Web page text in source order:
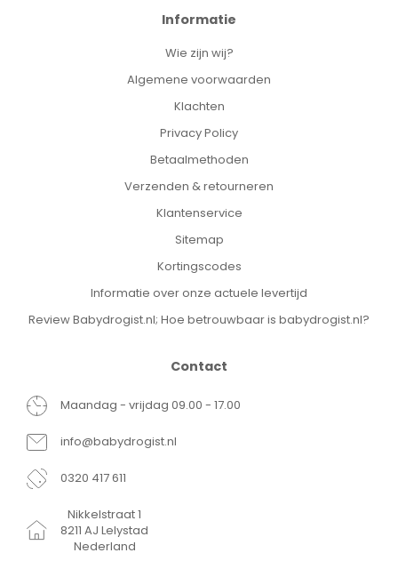
Informatie
Wie zijn wij?
Algemene voorwaarden
Klachten
Privacy Policy
Betaalmethoden
Verzenden & retourneren
Klantenservice
Sitemap
Kortingscodes
Informatie over onze actuele levertijd
Review Babydrogist.nl; Hoe betrouwbaar is babydrogist.nl?
Contact
Maandag - vrijdag 09.00 - 17.00
info@babydrogist.nl
0320 417 611
Nikkelstraat 1
8211 AJ Lelystad
Nederland